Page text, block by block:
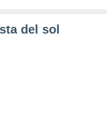
del sol